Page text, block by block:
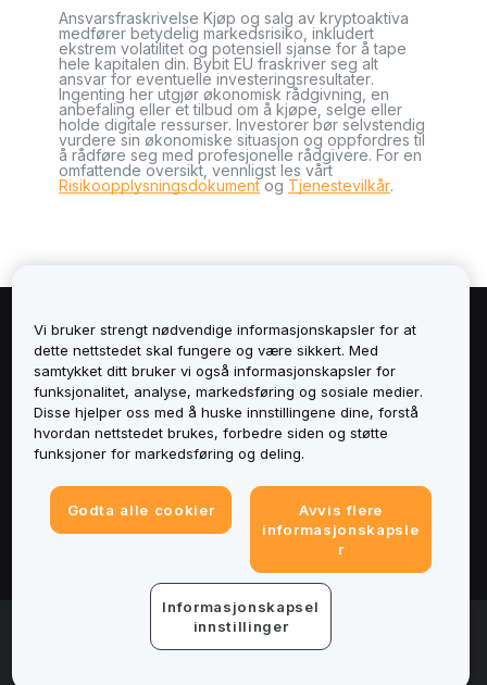
Ansvarsfraskrivelse Kjøp og salg av kryptoaktiva
medfører betydelig markedsrisiko, inkludert
ekstrem volatilitet og potensiell sjanse for å tape
hele kapitalen din. Bybit EU fraskriver seg alt
ansvar for eventuelle investeringsresultater.
Ingenting her utgjør økonomisk rådgivning, en
anbefaling eller et tilbud om å kjøpe, selge eller
holde digitale ressurser. Investorer bør selvstendig
vurdere sin økonomiske situasjon og oppfordres til
å rådføre seg med profesjonelle rådgivere. For en
omfattende oversikt, vennligst les vårt
Risikoopplysningsdokumentog Tjenestevilkår.
Om
Tjenester
Støtte
Produkter
© 2025-2026 Bybit.eu. All rights reserved.
Vi bruker strengt nødvendige informasjonskapsler for at
dette nettstedet skal fungere og være sikkert. Med
samtykket ditt bruker vi også informasjonskapsler for
funksjonalitet, analyse, markedsføring og sosiale medier.
Disse hjelper oss med å huske innstillingene dine, forstå
hvordan nettstedet brukes, forbedre siden og støtte
funksjoner for markedsføring og deling.
Godta alle cookier
Avvis flere
informasjonskapsle
r
Informasjonskapsel
innstillinger